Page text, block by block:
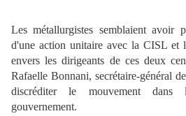
Les métallurgistes semblaient avoir
d'une action unitaire avec la CISL et
envers les dirigeants de ces deux
Rafaelle Bonnani, secrétaire-général
discréditer le mouvement dans
gouvernement.